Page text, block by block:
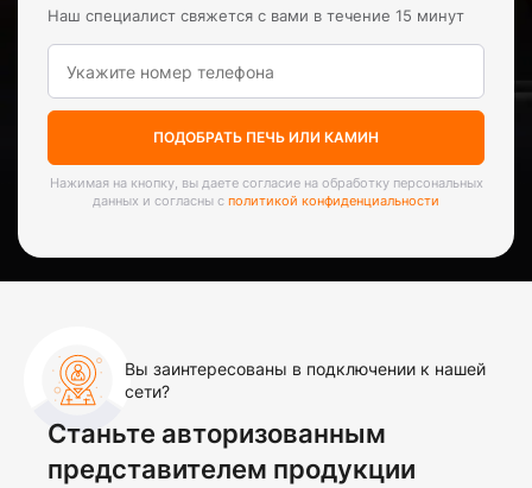
Наш специалист свяжется с вами в течение 15 минут
ПОДОБРАТЬ ПЕЧЬ ИЛИ КАМИН
Нажимая на кнопку, вы даете согласие на обработку персональных
данных и согласны с политикой конфиденциальности
Вы заинтересованы в подключении к нашей
сети?
Станьте авторизованным
представителем продукции